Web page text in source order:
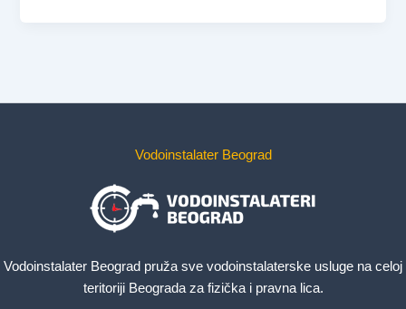
Vodoinstalater Beograd
Vodoinstalater Beograd pruža sve vodoinstalaterske usluge na celoj
teritoriji Beograda za fizička i pravna lica.